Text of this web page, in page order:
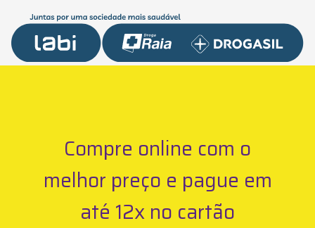
Compre online com o
melhor preço e pague em
até 12x no cartão